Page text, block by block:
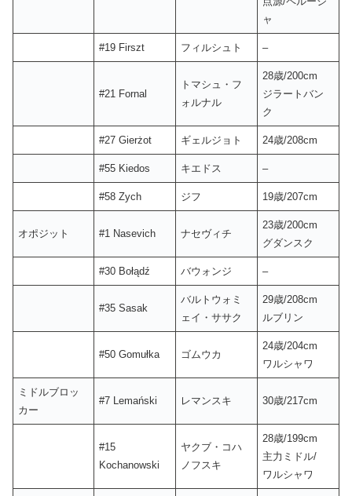
ャ
#19 Firszt フィルシュト –
#21 Fornal
トマシュ・フ
ォルナル
28歳/200cm
ジラートバン
ク
#27 Gierżot ギェルジョト 24歳/208cm
#55 Kiedos キエドス –
#58 Zych ジフ 19歳/207cm
オポジット #1 Nasevich ナセヴィチ
23歳/200cm
グダンスク
#30 Bołądź バウォンジ –
#35 Sasak
バルトウォミ
ェイ・ササク
29歳/208cm
ルブリン
#50 Gomułka ゴムウカ
24歳/204cm
ワルシャワ
ミドルブロッ
カー
#7 Lemański レマンスキ 30歳/217cm
#15
Kochanowski
ヤクブ・コハ
ノフスキ
28歳/199cm
主力ミドル/
ワルシャワ